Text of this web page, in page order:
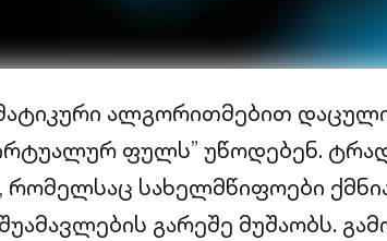
ალგორითმებით
ფულს” უწოდებენ.
რომელსაც სახელმწიფოები
გარეშე მუშაობს.